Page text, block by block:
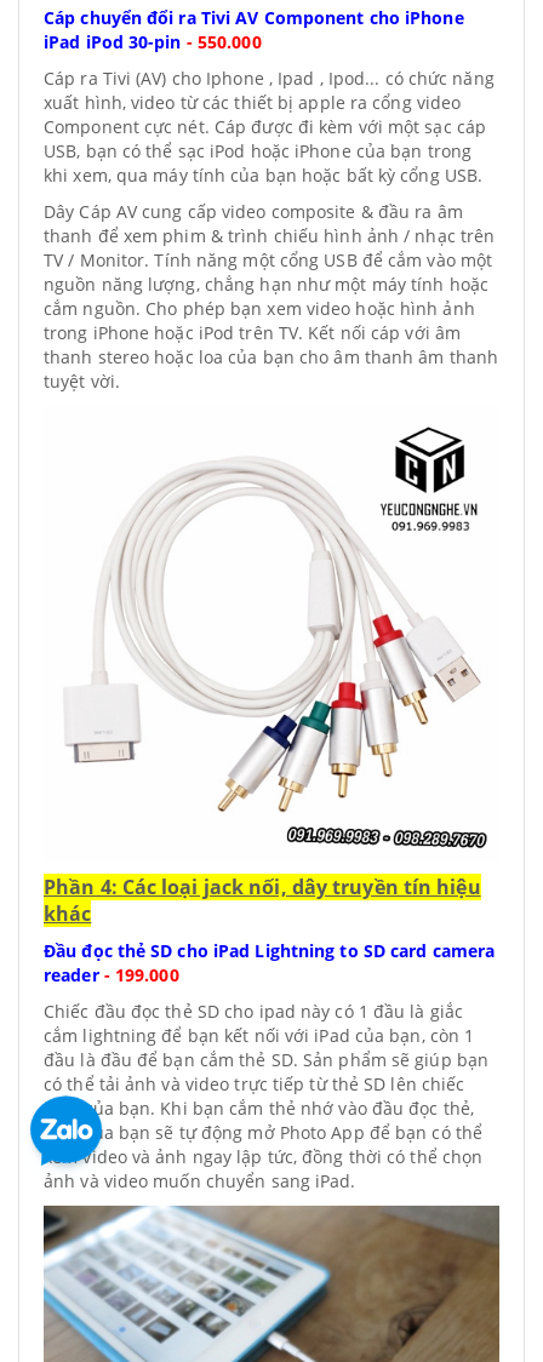
Cáp chuyển đổi ra Tivi AV Component cho iPhone
iPad iPod 30-pin - 550.000
Cáp ra Tivi (AV) cho Iphone , Ipad , Ipod... có chức năng
xuất hình, video từ các thiết bị apple ra cổng video
Component cực nét. Cáp được đi kèm với một sạc cáp
USB, bạn có thể sạc iPod hoặc iPhone của bạn trong
khi xem, qua máy tính của bạn hoặc bất kỳ cổng USB.
Dây Cáp AV cung cấp video composite & đầu ra âm
thanh để xem phim & trình chiếu hình ảnh / nhạc trên
TV / Monitor. Tính năng một cổng USB để cắm vào một
nguồn năng lượng, chẳng hạn như một máy tính hoặc
cắm nguồn. Cho phép bạn xem video hoặc hình ảnh
trong iPhone hoặc iPod trên TV. Kết nối cáp với âm
thanh stereo hoặc loa của bạn cho âm thanh âm thanh
tuyệt vời.
Phần 4: Các loại jack nối, dây truyền tín hiệu
khác
Đầu đọc thẻ SD cho iPad Lightning to SD card camera
reader- 199.000
Chiếc đầu đọc thẻ SD cho ipad này có 1 đầu là giắc
cắm lightning để bạn kết nối với iPad của bạn, còn 1
đầu là đầu để bạn cắm thẻ SD. Sản phẩm sẽ giúp bạn
có thể tải ảnh và video trực tiếp từ thẻ SD lên chiếc
iPad của bạn. Khi bạn cắm thẻ nhớ vào đầu đọc thẻ,
iPad của bạn sẽ tự động mở Photo App để bạn có thể
xem video và ảnh ngay lập tức, đồng thời có thể chọn
ảnh và video muốn chuyển sang iPad.